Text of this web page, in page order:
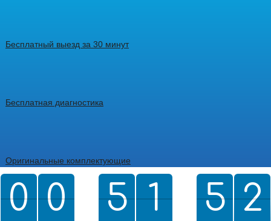
Бесплатный выезд за 30 минут
Бесплатная диагностика
Оригинальные комплектующие
0
0 0
0 5
5 2
1
1
2 0
5
5
0 2
1
1
2